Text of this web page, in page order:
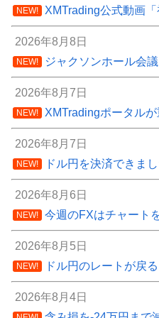
NEW! XMTrading公式動画
2026年8月8日
NEW! ジャクソンホール会
2026年8月7日
NEW! XMTradingポータルが
2026年8月7日
NEW! ドル円を決済できま
2026年8月6日
NEW! 今週のFXはチャート
2026年8月5日
NEW! ドル円のレートが戻
2026年8月4日